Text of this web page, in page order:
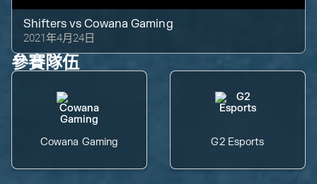
Shifters vsCowana Gaming
2021年4月24日
參賽隊伍
Cowana Gaming G2 Esports